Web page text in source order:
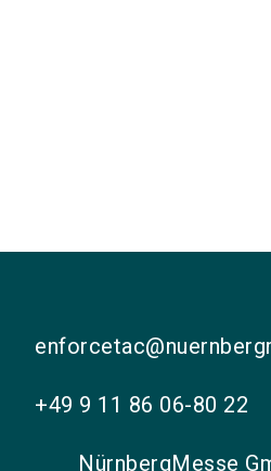
+49 9 11 86 06-80 22
NürnbergMesse